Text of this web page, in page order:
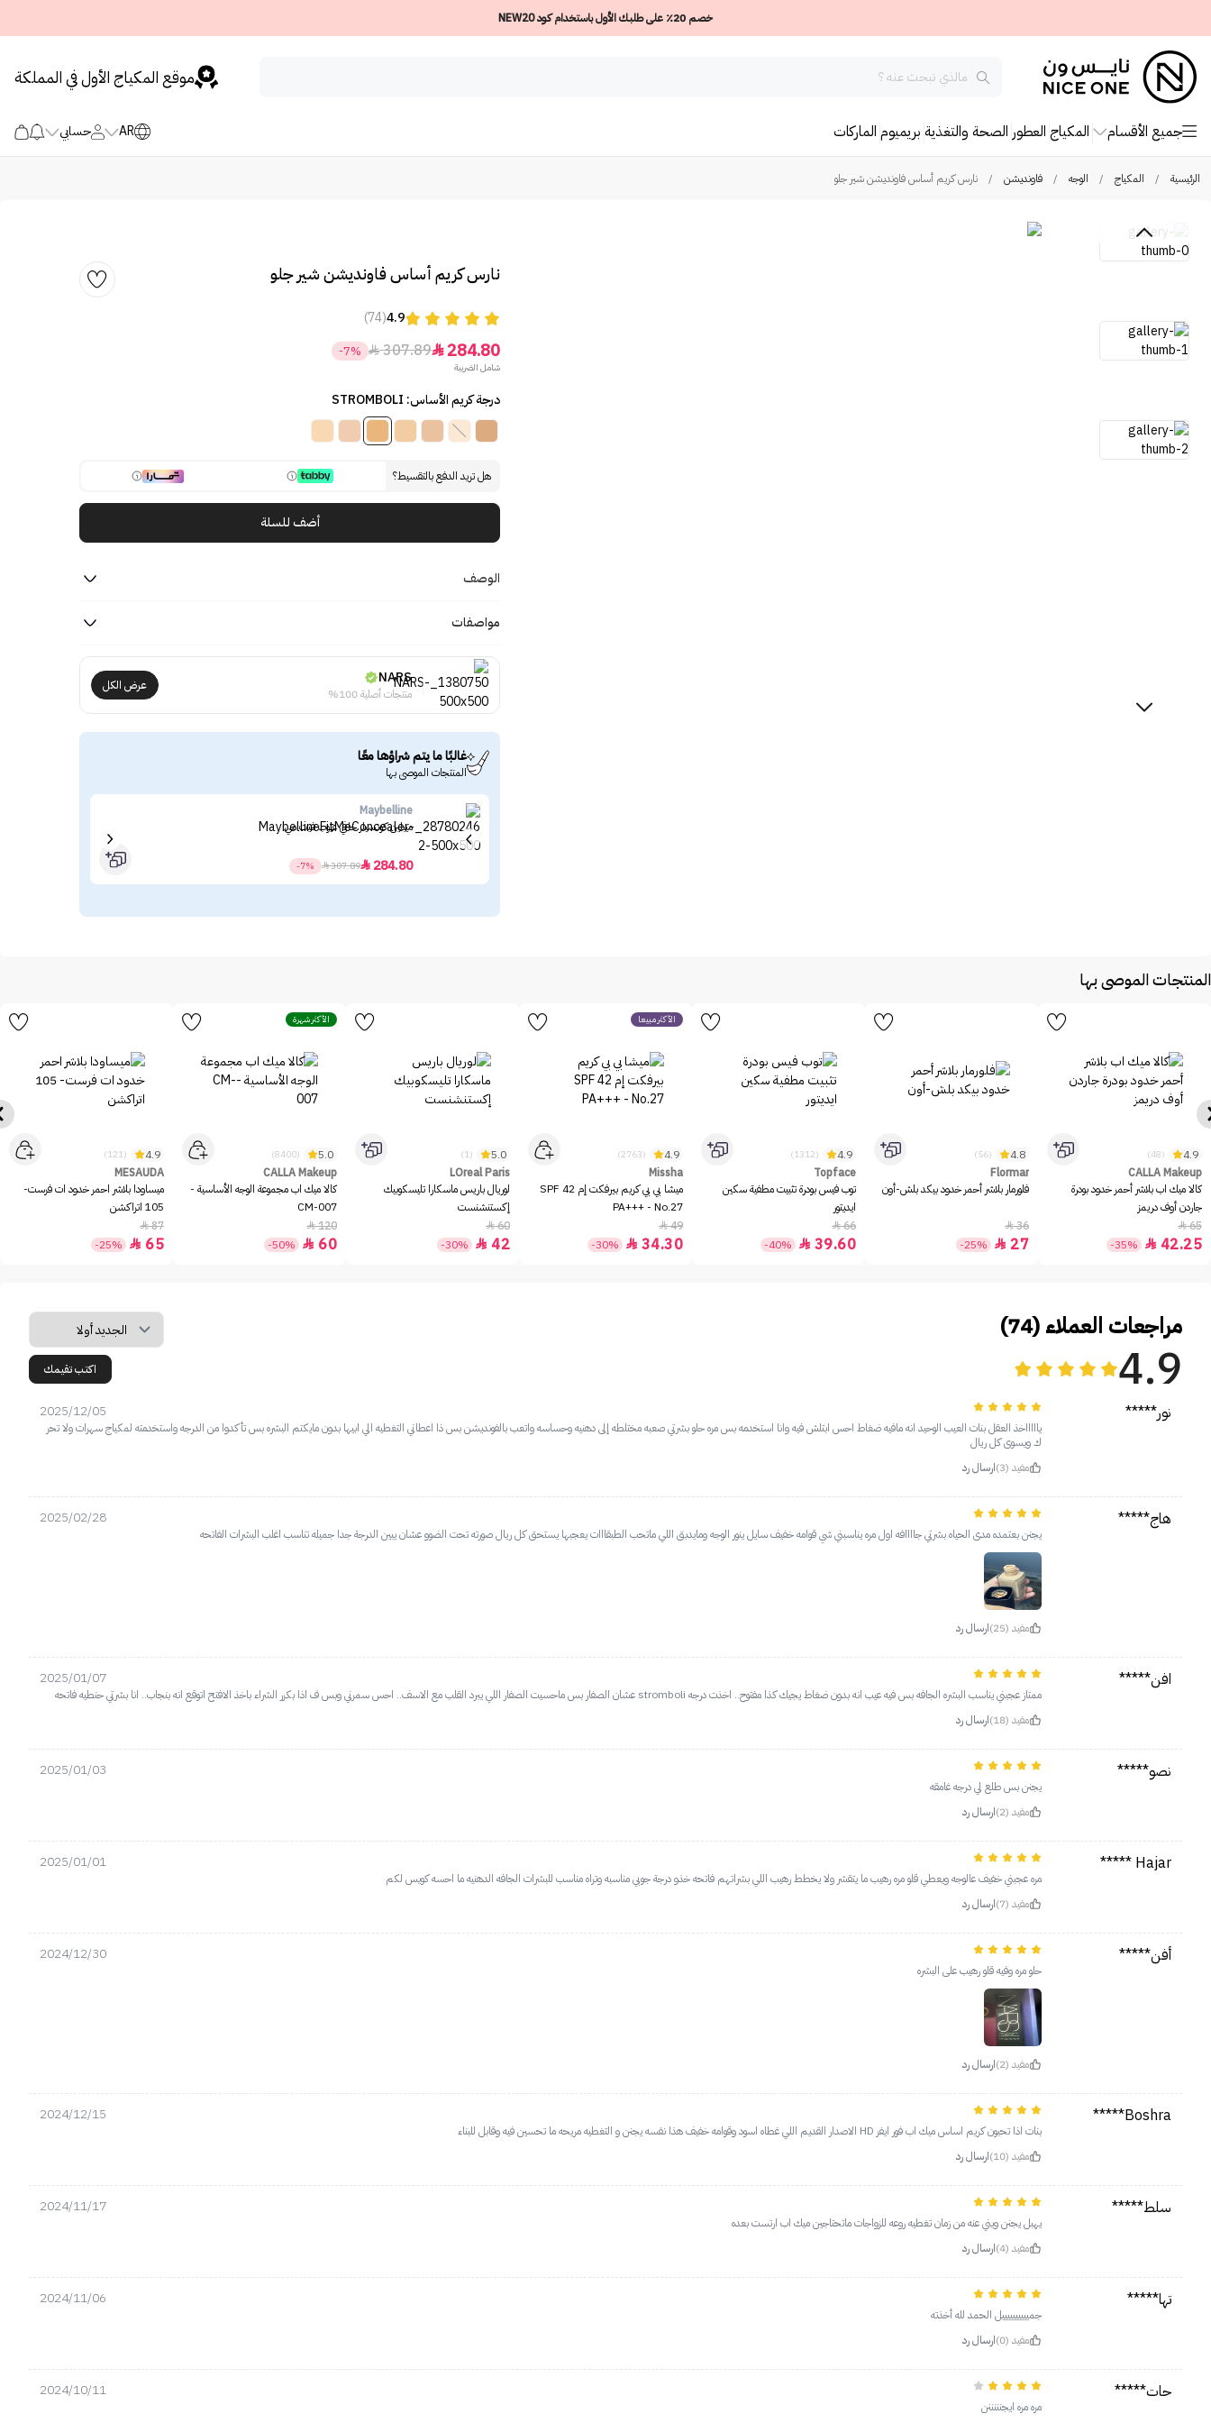
خصم 20٪ على طلبك الأول باستخدام كود NEW20
موقع المكياج الأول في المملكة
جميع الأقسام المكياج العطور الصحة والتغذية بريميوم الماركات AR حسابي
الرئيسية / المكياج / الوجه / فاونديشن / نارس كريم أساس فاونديشن شير جلو
نارس كريم أساس فاونديشن شير جلو
4.9
(74)
284.80

307.89

-7%
شامل الضريبة
درجة كريم الأساس: STROMBOLI
هل تريد الدفع بالتقسيط؟
أضف للسلة
الوصف
مواصفات
NARS
منتجات أصلية 100%
عرض الكل
غالبًا ما يتم شراؤها معًا
المنتجات الموصى بها
Maybelline
ميبلين كونسيلر خافي عيوب فيت مي
284.80

307.89

-7%
المنتجات الموصى بها
4.9
(48)
CALLA Makeup
كالا ميك اب بلاشر أحمر خدود بودرة
جاردن أوف دريمز
65

42.25

-35%
4.8
(56)
Flormar
فلورمار بلاشر أحمر خدود بيكد بلش-أون
36

27

-25%
4.9
(1312)
Topface
توب فيس بودرة تثبيت مطفية سكين
ايديتور
66

39.60

-40%
الأكثر مبيعاً
4.9
(2763)
Missha
ميشا بي بي كريم بيرفكت إم SPF 42
PA+++ - No.27
49

34.30

-30%
5.0
(1)
LOreal Paris
لوريال باريس ماسكارا تليسكوبيك
إكستنشنست
60

42

-30%
الأكثر شهرة
5.0
(8400)
CALLA Makeup
كالا ميك اب مجموعة الوجه الأساسية -
CM-007
120

60

-50%
4.9
(121)
MESAUDA
ميساودا بلاشر احمر خدود ات فرست-
105 اتراكشن
87

65

-25%
مراجعات العملاء (74)
4.9 اكتب تقيمك
نور***** 2025/12/05
ياااااخذ العقل بنات العيب الوحيد انه مافيه ضغاط احس ابتلش فيه وانا استخدمه بس مره حلو بشرتي صعبه مختلطه إلى دهنيه وحساسه واتعب بالفونديشن بس ذا اعطاني التغطيه الي ابيها بدون مايكتم البشره بس تأكدوا من الدرجه واستخدمته لمكياج سهرات ولا تحر
ك ويسوى كل ريال
مفيد (3)
ارسال رد
هاج***** 2025/02/28
يجنن بعتمده مدى الحياه بشرتي جاااافه اول مره يناسبني شي قوامه خفيف سايل ينور الوجه ومايدبق اللي ماتحب الطبقااات يعجبها يستحق كل ريال صورته تحت الضوو عشان يبين الدرجة جدا جميله تناسب اغلب البشرات الفاتحه
مفيد (25) ارسال رد
افن***** 2025/01/07
ممتاز عجبني يناسب البشره الجافه بس فيه عيب انه بدون ضغاط يجيك كذا مفتوح.. اخذت درجه stromboli عشان الصفار بس ماحسيت الصفار اللي يبرد القلب مع الاسف.. احس سمرني وبس ف اذا بكرر الشراء باخذ الافتح اتوقع انه بنجاب.. انا بشرتي حنطيه فاتحه
مفيد (18)
ارسال رد
نصو***** 2025/01/03
يجنن بس طلع لي درجه غامقه
مفيد (2)
ارسال رد
Hajar *****
2025/01/01
مره عجبني خفيف عالوجه ويعطي قلو مره رهيب ما يتقشر ولا يخطط رهيب اللي بشراتهم فاتحه خذو درجة جوبي مناسبه وتراه مناسب للبشرات الجافه الدهنيه ما احسه كويس لكم
مفيد (7)
ارسال رد
أفن***** 2024/12/30
حلو مره وفيه قلو رهيب على البشره
مفيد (2) ارسال رد
Boshra*****
2024/12/15
بنات اذا تحبون كريم اساس ميك اب فور ايفر HD الاصدار القديم اللي غطاه اسود وقوامه خفيف هذا نفسه يجنن و التغطيه مريحه ما تحسين فيه وقابل للبناء
مفيد (10)
ارسال رد
سلط***** 2024/11/17
يهبل يجنن ويني عنه من زمان تغطيه روعه للزواجات ماتحتاجين ميك اب ارتست بعده
مفيد (4)
ارسال رد
تها***** 2024/11/06
جمييييييييييل الحمد لله أخذته
مفيد (0)
ارسال رد
حات***** 2024/10/11
مره مره ايجنننننن